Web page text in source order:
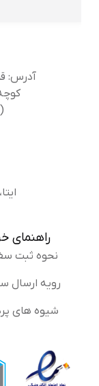
آدرس: قم، میدان 72 تن،
کوچه 9، پلاک 3، سوله بانک کفش
ایتا، بله
راهنمای خرید
نحوه ثبت
رویه ارسال
شیوه های